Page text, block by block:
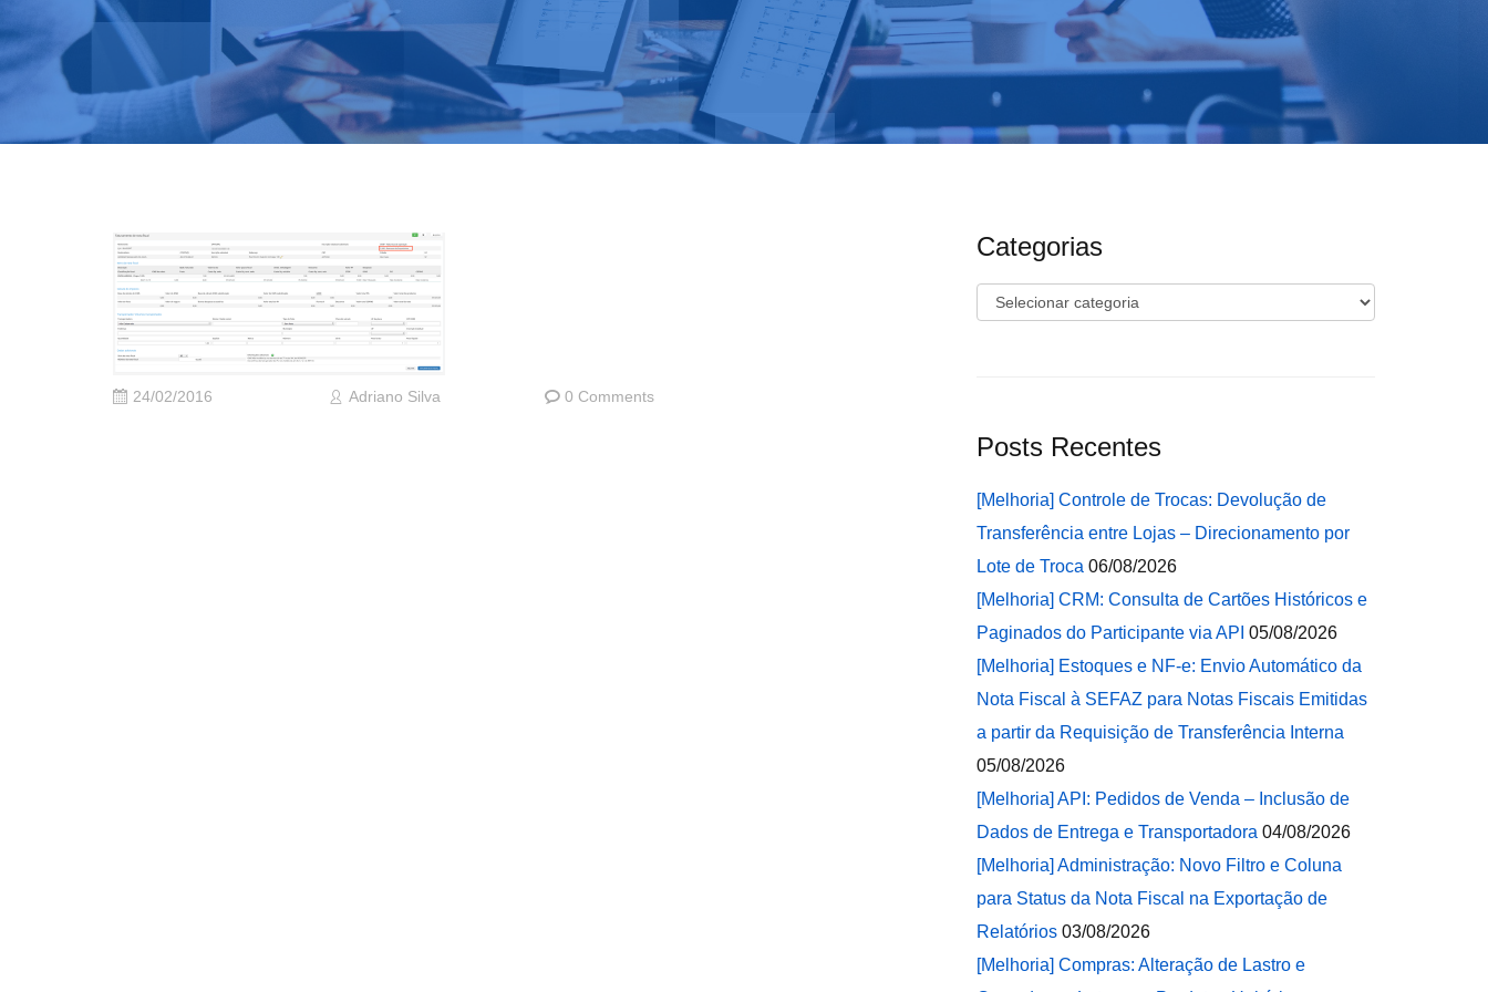
24/02/2016 Adriano Silva 0 Comments
Categorias
Categorias
Posts Recentes
[Melhoria] Controle de Trocas: Devolução de
Transferência entre Lojas – Direcionamento por
Lote de Troca 06/08/2026
[Melhoria] CRM: Consulta de Cartões Históricos e
Paginados do Participante via API 05/08/2026
[Melhoria] Estoques e NF-e: Envio Automático da
Nota Fiscal à SEFAZ para Notas Fiscais Emitidas
a partir da Requisição de Transferência Interna
05/08/2026
[Melhoria] API: Pedidos de Venda – Inclusão de
Dados de Entrega e Transportadora 04/08/2026
[Melhoria] Administração: Novo Filtro e Coluna
para Status da Nota Fiscal na Exportação de
Relatórios 03/08/2026
[Melhoria] Compras: Alteração de Lastro e